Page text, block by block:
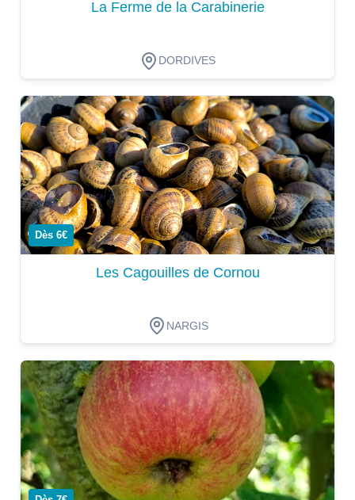
La Ferme de la Carabinerie
DORDIVES
Dégustation
Dès 6€
Les Cagouilles de Cornou
NARGIS
Dégustation